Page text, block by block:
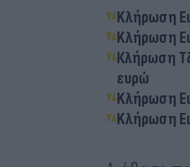
Kλήρωση
Kλήρωση
Κλήρωση
ευρώ
Kλήρωση
Kλήρωση